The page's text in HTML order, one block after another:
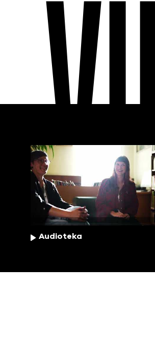
Audioteka